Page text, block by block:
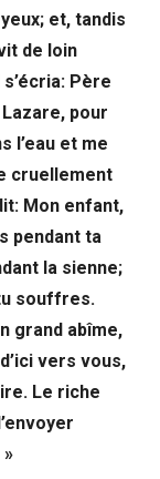
et, tandis
de loin
Père
pour
l’eau et me
cruellement
Mon enfant,
pendant ta
la sienne;
souffres.
grand abîme,
vers vous,
Le riche